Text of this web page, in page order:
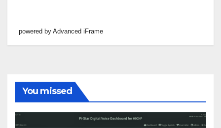
powered by Advanced iFrame
You missed